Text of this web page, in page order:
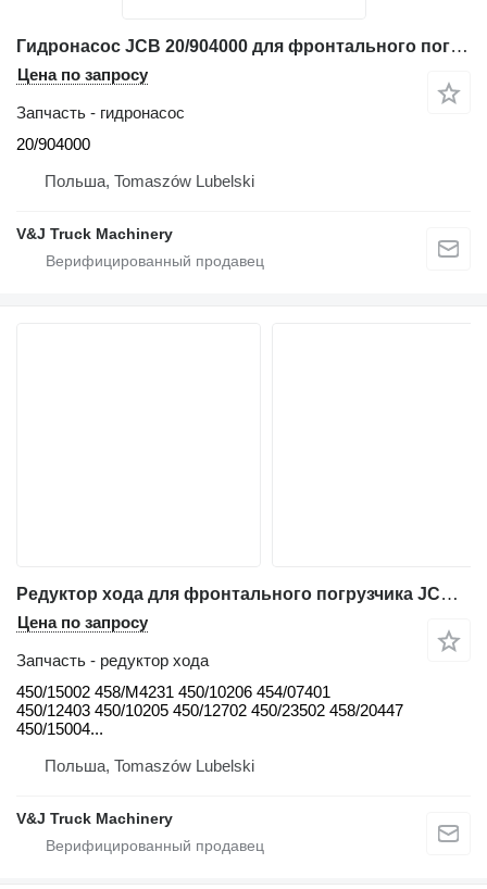
Гидронасос JCB 20/904000 для фронтального погрузчика JCB 411, 412, 412S
Цена по запросу
Запчасть - гидронасос
20/904000
Польша, Tomaszów Lubelski
V&J Truck Machinery
Редуктор хода для фронтального погрузчика JCB 411, 412, 413, 414, 416, 418
Цена по запросу
Запчасть - редуктор хода
450/15002 458/M4231 450/10206 454/07401
450/12403 450/10205 450/12702 450/23502 458/20447
450/15004...
Польша, Tomaszów Lubelski
V&J Truck Machinery